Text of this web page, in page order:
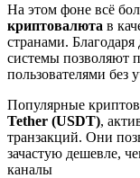
На этом фоне всё
криптовалюта в
странами. Благодаря
системы позволяют
пользователями без
Популярные
Tether (USDT),
транзакций. Они
зачастую дешевле,
каналы